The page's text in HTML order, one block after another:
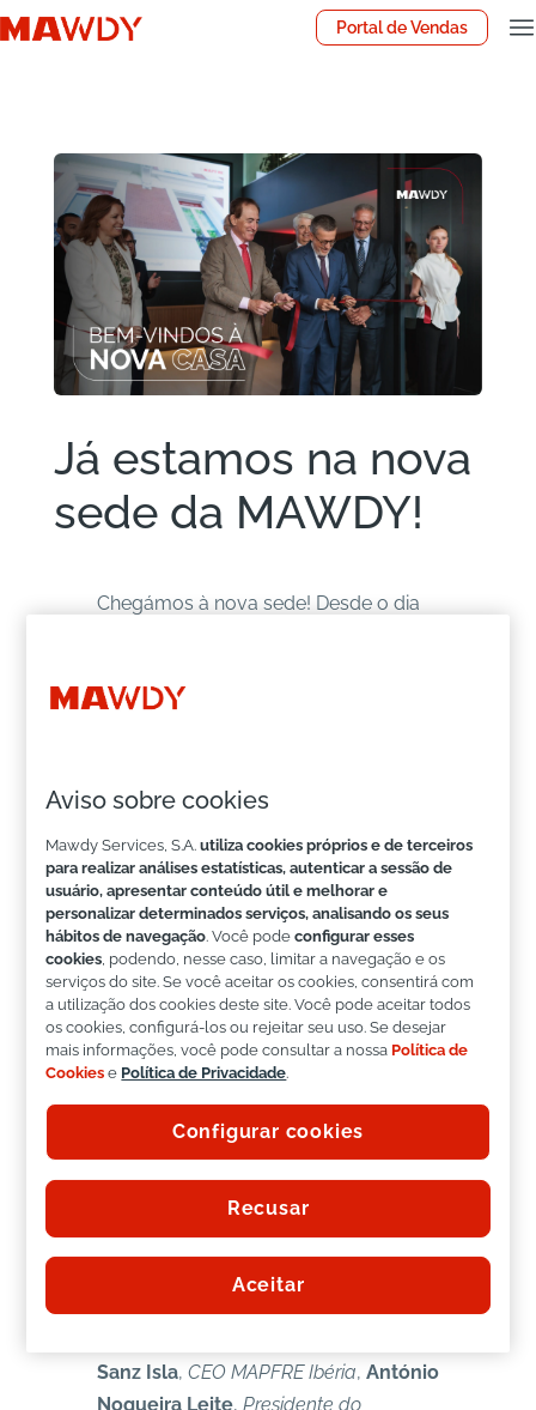
Portal de Vendas
Já estamos na nova
sede da MAWDY!
Chegámos à nova sede! Desde o dia
Malhoa, nº 13
do que uma nova morada —
passo estratégico que reforça o
nosso compromisso com a
sustentabilidade, inovação,
proximidade e a excelência no
serviço.
Alinhado com os padrões
internacionais doGrupo MAPFRE , o
mais de uma centena de
painéis fotovoltaicos, para assim
Estiveram presentes na cerimónia de
Sanz Isla, CEO MAPFRE Ibéria, António
Nogueira Leite, Presidente do
Aviso sobre cookies
Mawdy Services, S.A.utiliza cookies próprios e de terceiros
para realizar análises estatísticas, autenticar a sessão de
usuário, apresentar conteúdo útil e melhorar e
personalizar determinados serviços, analisando os seus
hábitos de navegação. Você podeconfigurar esses
cookies , podendo, nesse caso, limitar a navegação e os
serviços do site. Se você aceitar os cookies, consentirá com
a utilização dos cookies deste site. Você pode aceitar todos
os cookies, configurá-los ou rejeitar seu uso. Se desejar
mais informações, você pode consultar a nossa Política de
Cookies e Política de Privacidade.
Recusar
Aceitar
Configurar cookies